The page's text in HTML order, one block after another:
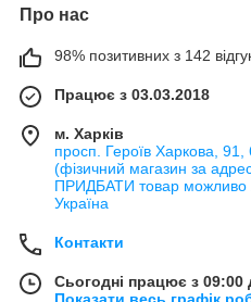
Про нас
98% позитивних з 142
Працює з 03.03.2018
м. Харків
просп. Героїв Харкова, 91,
(фізичний магазин за
ПРИДБАТИ товар можливо
Україна
Контакти
Сьогодні працює з 09:00
Показати весь графік